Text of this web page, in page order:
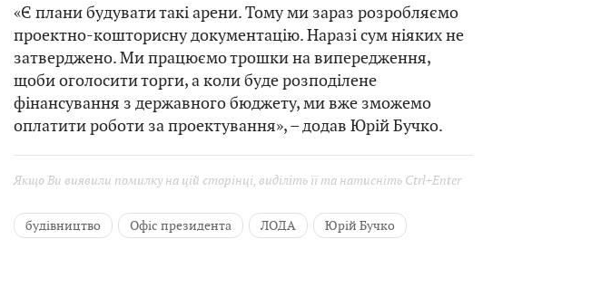
«Є плани будувати такі арени. Тому ми зараз розробляємо
проектно-кошторисну документацію. Наразі сум ніяких не
затверджено. Ми працюємо трошки на випередження,
щоби оголосити торги, а коли буде розподілене
фінансування з державного бюджету, ми вже зможемо
оплатити роботи за проектування», – додав Юрій Бучко.
Якщо Ви виявили помилку на цій сторінці, виділіть її та натисніть Ctrl+Enter
будівництво Офіс президента ЛОДА Юрій Бучко